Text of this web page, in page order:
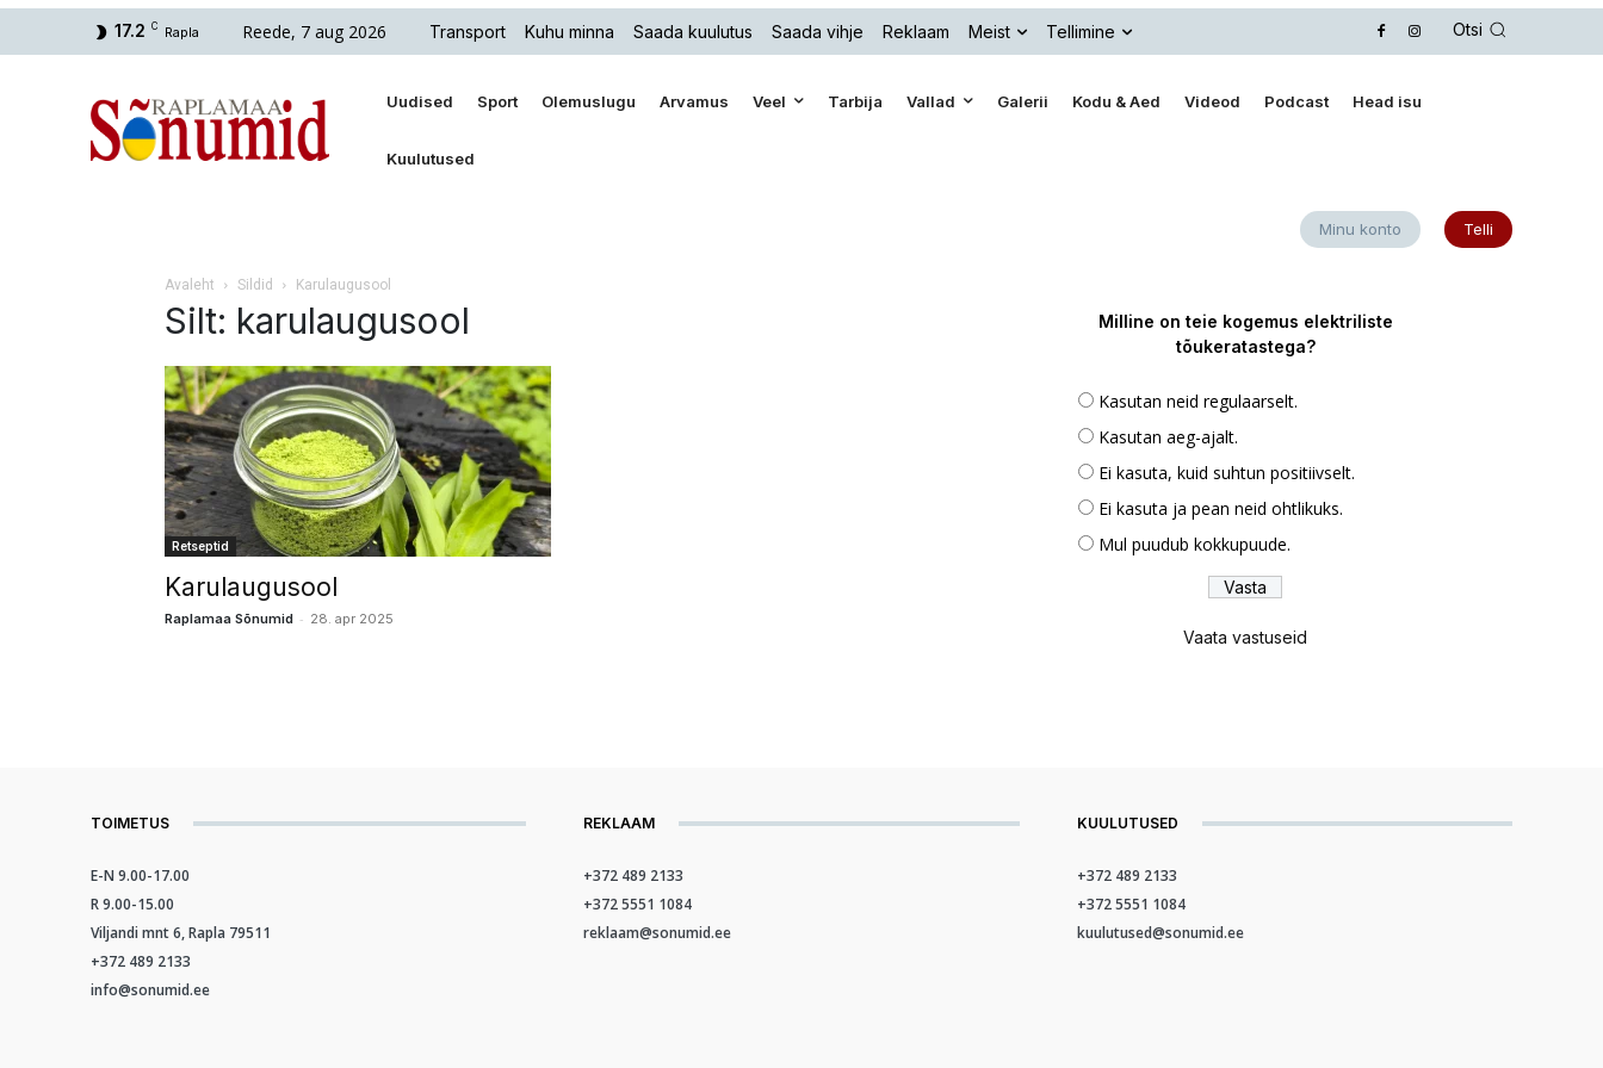
17.2 C Rapla Reede, 7 aug 2026 Transport Kuhu minna Saada kuulutus Saada vihje Reklaam Meist Tellimine Otsi
Uudised Sport Olemuslugu Arvamus Veel Tarbija Vallad Galerii Kodu & Aed Videod Podcast Head isu
Kuulutused
Minu konto Telli
Avaleht Sildid Karulaugusool
Silt: karulaugusool
Retseptid
Karulaugusool
Raplamaa Sõnumid - 28. apr 2025
Milline on teie kogemus elektriliste
tõukeratastega?
Kasutan neid regulaarselt.
Kasutan aeg-ajalt.
Ei kasuta, kuid suhtun positiivselt.
Ei kasuta ja pean neid ohtlikuks.
Mul puudub kokkupuude.
Vaata vastuseid
TOIMETUS
E-N 9.00-17.00
R 9.00-15.00
Viljandi mnt 6, Rapla 79511
+372 489 2133
info@sonumid.ee
REKLAAM
+372 489 2133
+372 5551 1084
reklaam@sonumid.ee
KUULUTUSED
+372 489 2133
+372 5551 1084
kuulutused@sonumid.ee